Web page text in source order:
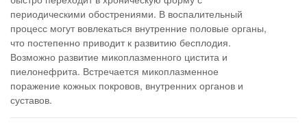
периодическими обострениями. В воспалительный
процесс могут вовлекаться внутренние половые органы,
что постепенно приводит к развитию бесплодия.
Возможно развитие микоплазменного цистита и
пиелонефрита. Встречается микоплазменное
поражение кожных покровов, внутренних органов и
суставов.